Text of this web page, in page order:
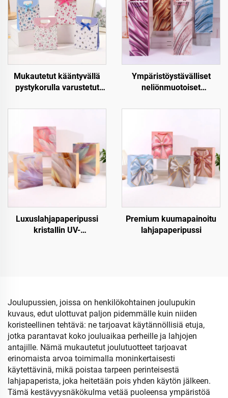
Mukautetut kääntyvällä
pystykorulla varustetut
Luxus, uudellen
mukautettavat
Ympäristöystävälliset
neliönmuotoiset
Kraft-paperinen viini- ja
Luxuslahjapaperipussi
kristallin UV-
Premium kuumapainoitu
lahjapaperipussi
Joulupussien, joissa on henkilökohtainen joulupukin
kuvaus, edut ulottuvat paljon pidemmälle kuin niiden
koristeellinen tehtävä: ne tarjoavat käytännöllisiä etuja,
jotka parantavat koko jouluaikaa perheille ja lahjojen
antajille. Nämä mukautetut joulutuotteet tarjoavat
erinomaista arvoa toimimalla moninkertaisesti
käytettävinä, mikä poistaa tarpeen perinteisestä
lahjapaperista, joka heitetään pois yhden käytön jälkeen.
Tämä kestävyysnäkökulma vetää puoleensa ympäristöä